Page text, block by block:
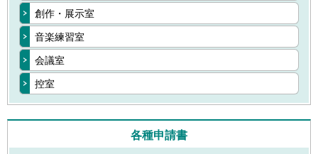
創作・展示室
音楽練習室
会議室
控室
各種申請書